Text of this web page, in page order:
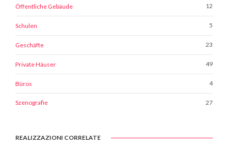
Öffentliche Gebäude 12
Schulen 5
Geschäfte 23
Private Häuser 49
Büros 4
Szenografie 27
REALIZZAZIONI CORRELATE